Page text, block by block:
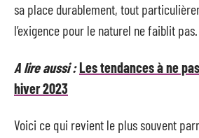
sa place durablement, tout
l’exigence pour le naturel ne faiblit pas.
A lire aussi :Les tendances à ne
hiver 2023
Voici ce qui revient le plus souvent